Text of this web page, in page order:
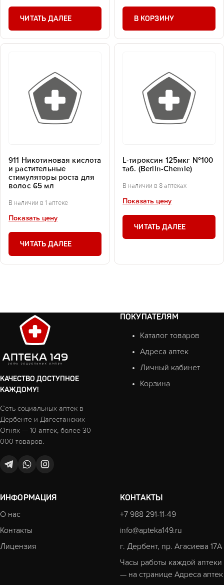
ЧИТАТЬ ДАЛЕЕ В КОРЗИНУ
911 Никотиновая кислота
и растительные
стимуляторы роста для
волос 65 мл
В наличии в 1 аптеке
Показать цену
ЧИТАТЬ ДАЛЕЕ
L-тироксин 125мкг №100
таб. (Berlin-Chemie)
В наличии в 8 аптеках
Показать цену
ЧИТАТЬ ДАЛЕЕ
КАЧЕСТВО ДОСТУПНОЕ
КАЖДОМУ!
Сеть социальных аптек в
Дербенте и Дагестанских
Огнях — 10 аптек, более 30
000 товаров.
ПОКУПАТЕЛЯМ
Каталог товаров
Адреса аптек
Личный кабинет
Корзина
ИНФОРМАЦИЯ
О нас
Контакты
Лицензия
КОНТАКТЫ
+7 988 291-11-49
info@apteka149.ru
г. Дербент, пр. Агасиева 17А
Часы работы каждой аптеки
— на странице Адреса аптек